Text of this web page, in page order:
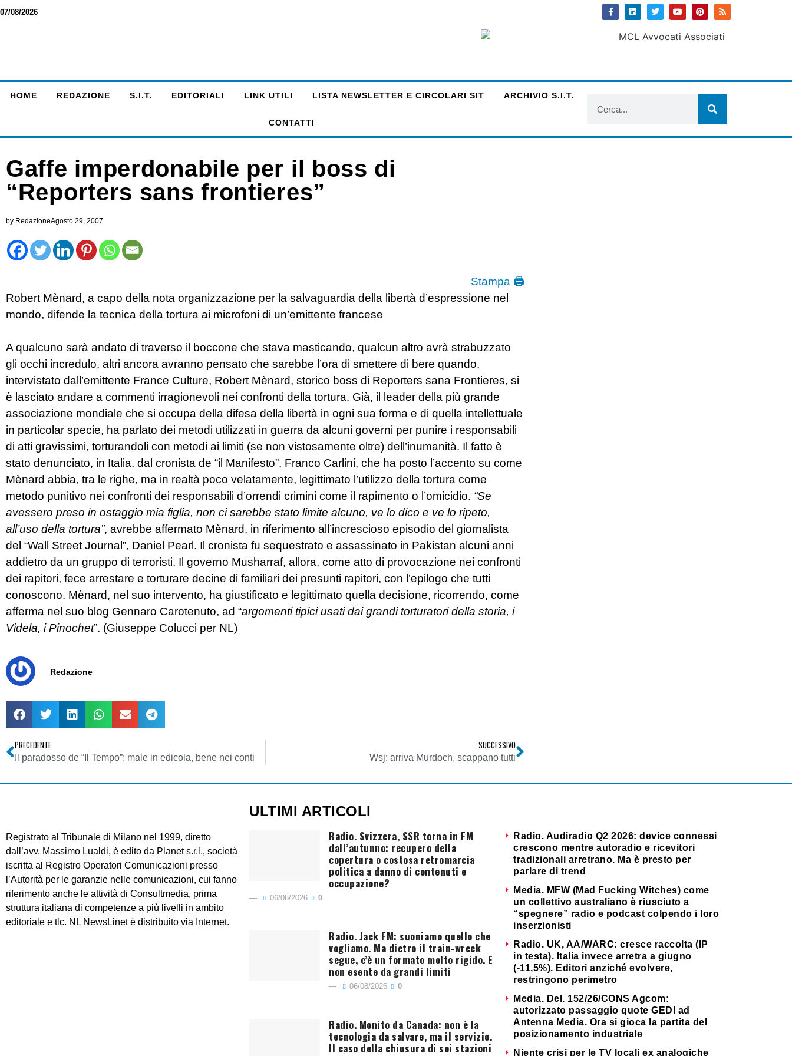
07/08/2026
HOME REDAZIONE S.I.T. EDITORIALI LINK UTILI LISTA NEWSLETTER E CIRCOLARI SIT ARCHIVIO S.I.T.
CONTATTI
Gaffe imperdonabile per il boss di
“Reporters sans frontieres”
by RedazioneAgosto 29, 2007
Stampa 🖨
Robert Mènard, a capo della nota organizzazione per la salvaguardia della libertà d’espressione nel
mondo, difende la tecnica della tortura ai microfoni di un’emittente francese
A qualcuno sarà andato di traverso il boccone che stava masticando, qualcun altro avrà strabuzzato
gli occhi incredulo, altri ancora avranno pensato che sarebbe l’ora di smettere di bere quando,
intervistato dall’emittente France Culture, Robert Mènard, storico boss di Reporters sana Frontieres, si
è lasciato andare a commenti irragionevoli nei confronti della tortura. Già, il leader della più grande
associazione mondiale che si occupa della difesa della libertà in ogni sua forma e di quella intellettuale
in particolar specie, ha parlato dei metodi utilizzati in guerra da alcuni governi per punire i responsabili
di atti gravissimi, torturandoli con metodi ai limiti (se non vistosamente oltre) dell’inumanità. Il fatto è
stato denunciato, in Italia, dal cronista de “il Manifesto”, Franco Carlini, che ha posto l’accento su come
Mènard abbia, tra le righe, ma in realtà poco velatamente, legittimato l’utilizzo della tortura come
metodo punitivo nei confronti dei responsabili d’orrendi crimini come il rapimento o l’omicidio. “Se
avessero preso in ostaggio mia figlia, non ci sarebbe stato limite alcuno, ve lo dico e ve lo ripeto,
all’uso della tortura”, avrebbe affermato Mènard, in riferimento all’increscioso episodio del giornalista
del “Wall Street Journal”, Daniel Pearl. Il cronista fu sequestrato e assassinato in Pakistan alcuni anni
addietro da un gruppo di terroristi. Il governo Musharraf, allora, come atto di provocazione nei confronti
dei rapitori, fece arrestare e torturare decine di familiari dei presunti rapitori, con l’epilogo che tutti
conoscono. Mènard, nel suo intervento, ha giustificato e legittimato quella decisione, ricorrendo, come
afferma nel suo blog Gennaro Carotenuto, ad “argomenti tipici usati dai grandi torturatori della storia, i
Videla, i Pinochet”. (Giuseppe Colucci per NL)
Redazione
PRECEDENTE
Il paradosso de “Il Tempo”: male in edicola, bene nei conti
SUCCESSIVO
Wsj: arriva Murdoch, scappano tutti
Registrato al Tribunale di Milano nel 1999, diretto
dall’avv. Massimo Lualdi, è edito da Planet s.r.l., società
iscritta al Registro Operatori Comunicazioni presso
l’Autorità per le garanzie nelle comunicazioni, cui fanno
riferimento anche le attività di Consultmedia, prima
struttura italiana di competenze a più livelli in ambito
editoriale e tlc. NL NewsLinet è distribuito via Internet.
ULTIMI ARTICOLI
Radio. Svizzera, SSR torna in FM
dall’autunno: recupero della
copertura o costosa retromarcia
politica a danno di contenuti e
occupazione?
06/08/2026 0
Radio. Jack FM: suoniamo quello che
vogliamo. Ma dietro il train-wreck
segue, c’è un formato molto rigido. E
non esente da grandi limiti
06/08/2026 0
Radio. Monito da Canada: non è la
tecnologia da salvare, ma il servizio.
Il caso della chiusura di sei stazioni
Radio. Audiradio Q2 2026: device connessi
crescono mentre autoradio e ricevitori
tradizionali arretrano. Ma è presto per
parlare di trend
Media. MFW (Mad Fucking Witches) come
un collettivo australiano è riusciuto a
“spegnere” radio e podcast colpendo i loro
inserzionisti
Radio. UK, AA/WARC: cresce raccolta (IP
in testa). Italia invece arretra a giugno
(-11,5%). Editori anziché evolvere,
restringono perimetro
Media. Del. 152/26/CONS Agcom:
autorizzato passaggio quote GEDI ad
Antenna Media. Ora si gioca la partita del
posizionamento industriale
Niente crisi per le TV locali ex analogiche